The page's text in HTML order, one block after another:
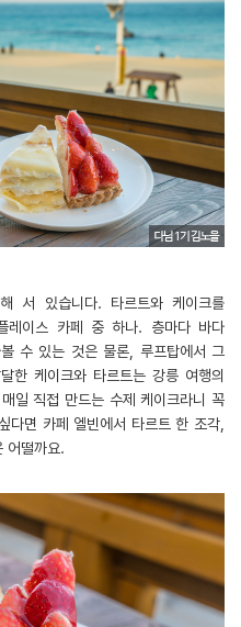
서 있습니다. 타르트와 케이크를
레이스 카페 중 하나. 층마다 바다
수 있는 것은 물론, 루프탑에서 그
한 케이크와 타르트는 강릉 여행의
일 직접 만드는 수제 케이크라니 꼭
다면 카페 엘빈에서 타르트 한 조각,
어떨까요.